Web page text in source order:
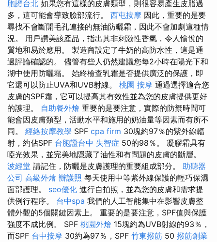
胞證台北 如果您有這樣的皮膚類型，則很容易產生皮脂過
多，這可能會導致臉部流行。 西屯按摩 因此，重要的是要
尋找不會斷開毛孔連接的無油防曬霜，因此不會加劇這種情
況。 用戶讚美該產品，指出其非刺激性香氣，令人愉悅的
質地和易於應用。 製造商設定了牛奶的高防水性，這是通
過評論確認的。 儘管有些人仍然建議您每2小時在陽光下和
湖中使用防曬霜。 始終檢查乳霜是否提供廣泛的保護，即
它還可以防止UVA和UVB射線。 桃園 按摩 通過選擇適合您
皮膚的SPF霜，它可以提高其有效性並為您的皮膚提供更好
的護理。 自助餐外燴 重要的是要注意，實際的防禦時間可
能會因皮膚類型，活動水平和施用的奶油量等因素而有所不
同。 經絡按摩教學 SPF cpa firm 30塊約97％的紫外線輻
射，約佔SPF 台胞證台中 失智症 50的98％。 凝膠霜具有
啞光效果，並完美地隱藏了油性和有問題的皮膚的斷層。
波經堂 請記住，防曬是皮膚護理的重要組成部分。 助聽器
公司 高級外燴 辦護照 每天使用中等紫外線保護的輕巧保濕
面部護理。 seo優化 進行自拍照，並為您的皮膚和需求提
供例行程序。 台中spa 我們的人工智能集中在影響皮膚整
體外觀的5個關鍵因素上。 重要的是要注意，SPF值與保護
強度不成比例。 SPF 桃園外燴 15塊約為UVB射線的93％，
而SPF 台中按摩 30約為97％，SPF 竹東撥筋 50 撥筋創業